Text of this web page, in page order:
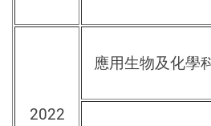
2022
應用生物及化學